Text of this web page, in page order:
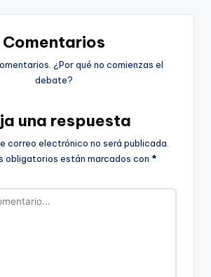
Comentarios
¿Por qué no comienzas el
debate?
una respuesta
correo electrónico no será publicada.
obligatorios están marcados con *